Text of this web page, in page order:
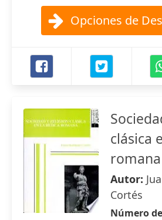
Opciones de
clásica
romana
Autor:
Cortés
Número